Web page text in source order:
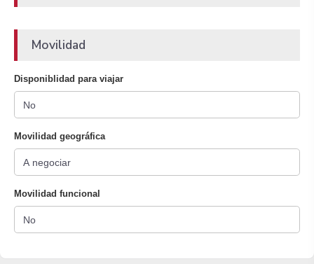
Movilidad
Disponiblidad para viajar
Movilidad geográfica
Movilidad funcional